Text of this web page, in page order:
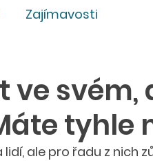
Zajímavosti
ve svém,
tyhle
ale pro řadu z nich